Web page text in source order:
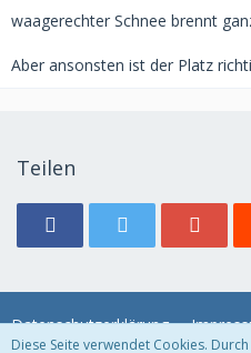
waagerechter Schnee brennt
Aber ansonsten ist der Platz
Teilen
Datenschutzerklärung
Diese Seite verwendet Cookies.